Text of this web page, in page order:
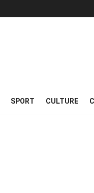
SPORT CULTURE